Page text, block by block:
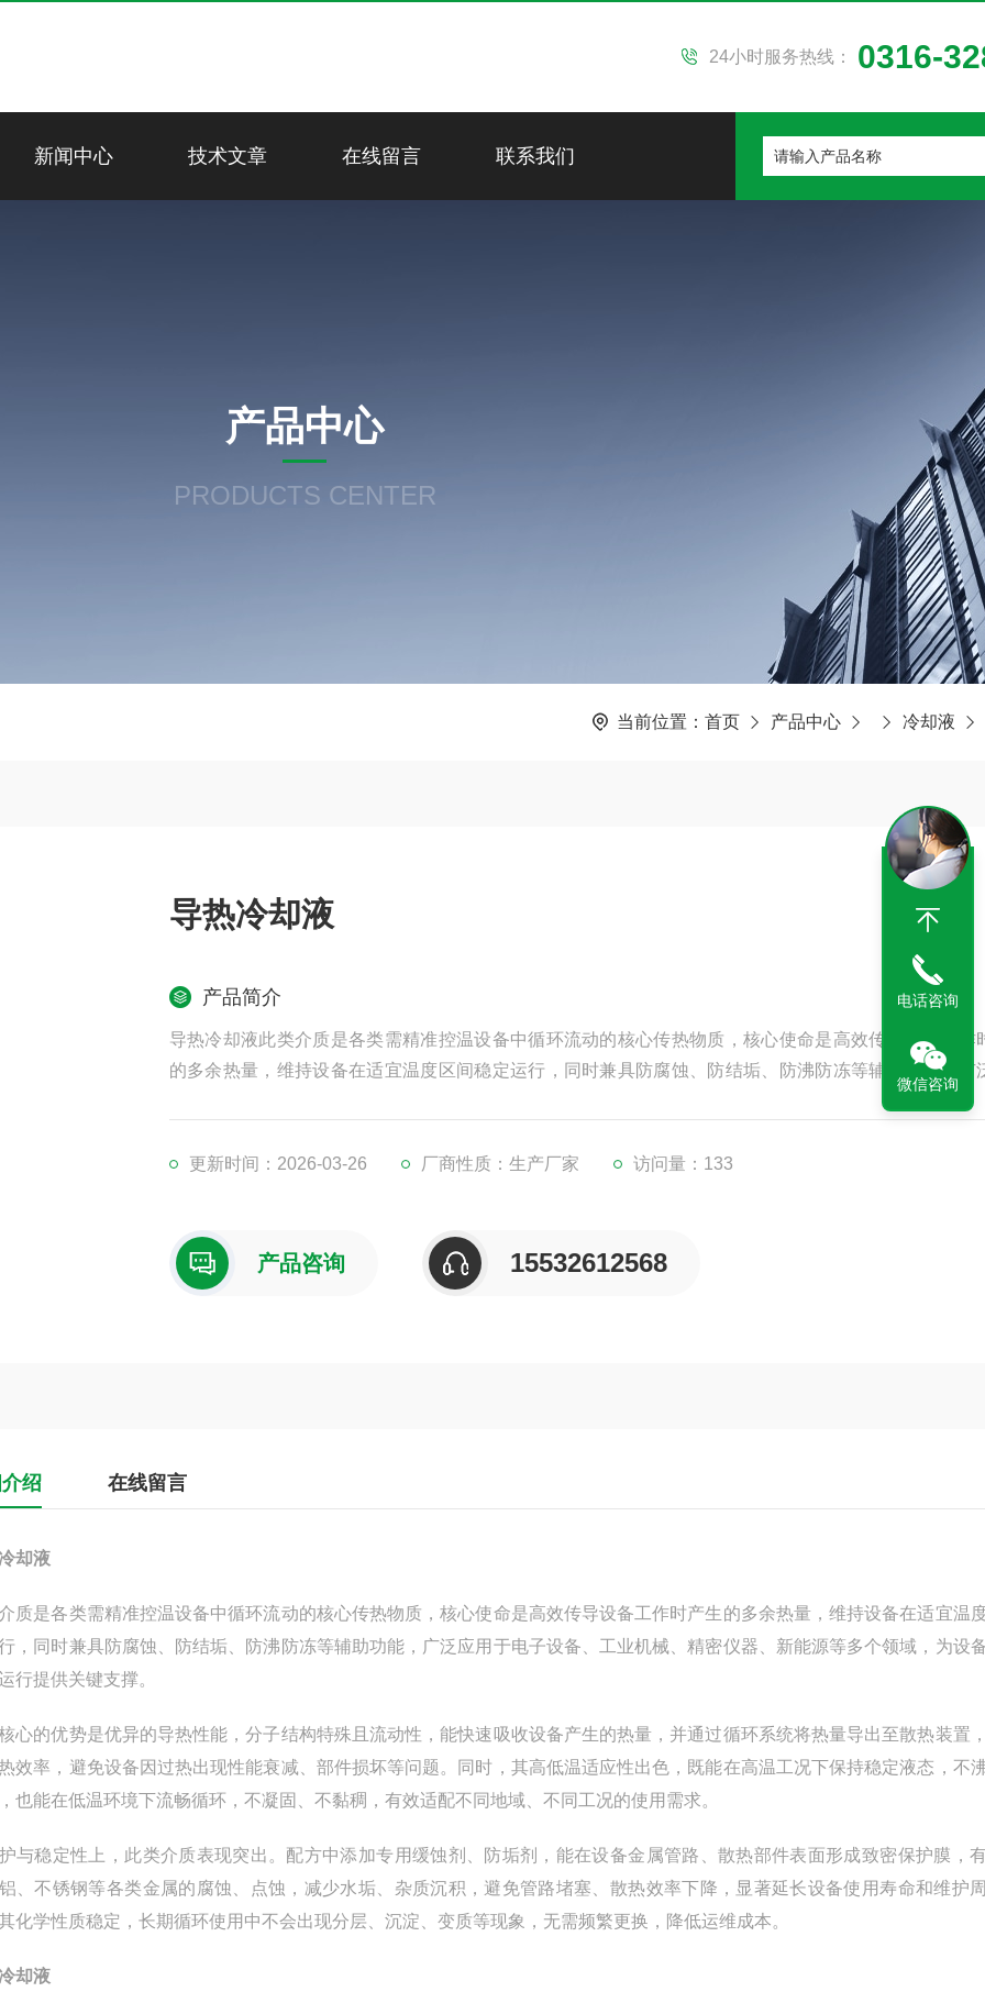
24小时服务热线： 0316-
新闻中心 技术文章 在线留言 联系我们
产品中心
PRODUCTS CENTER
当前位置： 首页 产品中心 冷却液
导热冷却液
产品简介
导热冷却液此类介质是各类需精准控温设备中循环流动的核心传热物质，核心使命是高效传导设备工作
的多余热量，维持设备在适宜温度区间稳定运行，同时兼具防腐蚀、防结垢、防沸防冻等辅助功能，广
于电子设备、工业机械、精密仪器、新能源等多个领域，为设备长效、安全运行提供关键支撑。
更新时间：2026-03-26 厂商性质：生产厂家 访问量：133
产品咨询 15532612568
绍 在线留言
却液
质是各类需精准控温设备中循环流动的核心传热物质，核心使命是高效传导设备工作时产生的多余热量，维持设备在适宜温
，同时兼具防腐蚀、防结垢、防沸防冻等辅助功能，广泛应用于电子设备、工业机械、精密仪器、新能源等多个领域，为设
行提供关键支撑。
心的优势是优异的导热性能，分子结构特殊且流动性，能快速吸收设备产生的热量，并通过循环系统将热量导出至散热装置
效率，避免设备因过热出现性能衰减、部件损坏等问题。同时，其高低温适应性出色，既能在高温工况下保持稳定液态，不
也能在低温环境下流畅循环，不凝固、不黏稠，有效适配不同地域、不同工况的使用需求。
与稳定性上，此类介质表现突出。配方中添加专用缓蚀剂、防垢剂，能在设备金属管路、散热部件表面形成致密保护膜，
、不锈钢等各类金属的腐蚀、点蚀，减少水垢、杂质沉积，避免管路堵塞、散热效率下降，显著延长设备使用寿命和维护
化学性质稳定，长期循环使用中不会出现分层、沉淀、变质等现象，无需频繁更换，降低运维成本。
却液
电话咨询
微信咨询